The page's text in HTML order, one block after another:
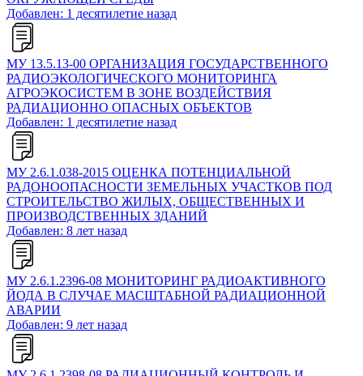
Добавлен: 1 десятилетие назад
МУ 13.5.13-00 ОРГАНИЗАЦИЯ ГОСУДАРСТВЕННОГО
РАДИОЭКОЛОГИЧЕСКОГО МОНИТОРИНГА
АГРОЭКОСИСТЕМ В ЗОНЕ ВОЗДЕЙСТВИЯ
РАДИАЦИОННО ОПАСНЫХ ОБЪЕКТОВ
Добавлен: 1 десятилетие назад
МУ 2.6.1.038-2015 ОЦЕНКА ПОТЕНЦИАЛЬНОЙ
РАДОНООПАСНОСТИ ЗЕМЕЛЬНЫХ УЧАСТКОВ ПОД
СТРОИТЕЛЬСТВО ЖИЛЫХ, ОБЩЕСТВЕННЫХ И
ПРОИЗВОДСТВЕННЫХ ЗДАНИЙ
Добавлен: 8 лет назад
МУ 2.6.1.2396-08 МОНИТОРИНГ РАДИОАКТИВНОГО
ЙОДА В СЛУЧАЕ МАСШТАБНОЙ РАДИАЦИОННОЙ
АВАРИИ
Добавлен: 9 лет назад